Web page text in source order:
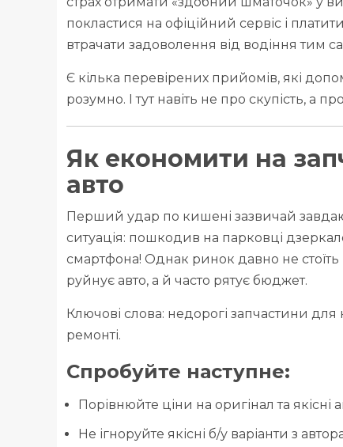
покластися на офіційний сервіс і
втрачати задоволення від водіння тим
Є кілька перевірених прийомів, які
розумно. І тут навіть не про скупість, а
Як економити на
авто
Перший удар по кишені зазвичай
ситуація: пошкодив на парковці
смартфона! Однак ринок давно не стоїть
руйнує авто, а й часто рятує бюджет.
Ключові слова: недорогі запчастини
ремонті.
Спробуйте наступне:
Порівнюйте ціни на оригінал та якісні
Не ігноруйте якісні б/у варіанти з